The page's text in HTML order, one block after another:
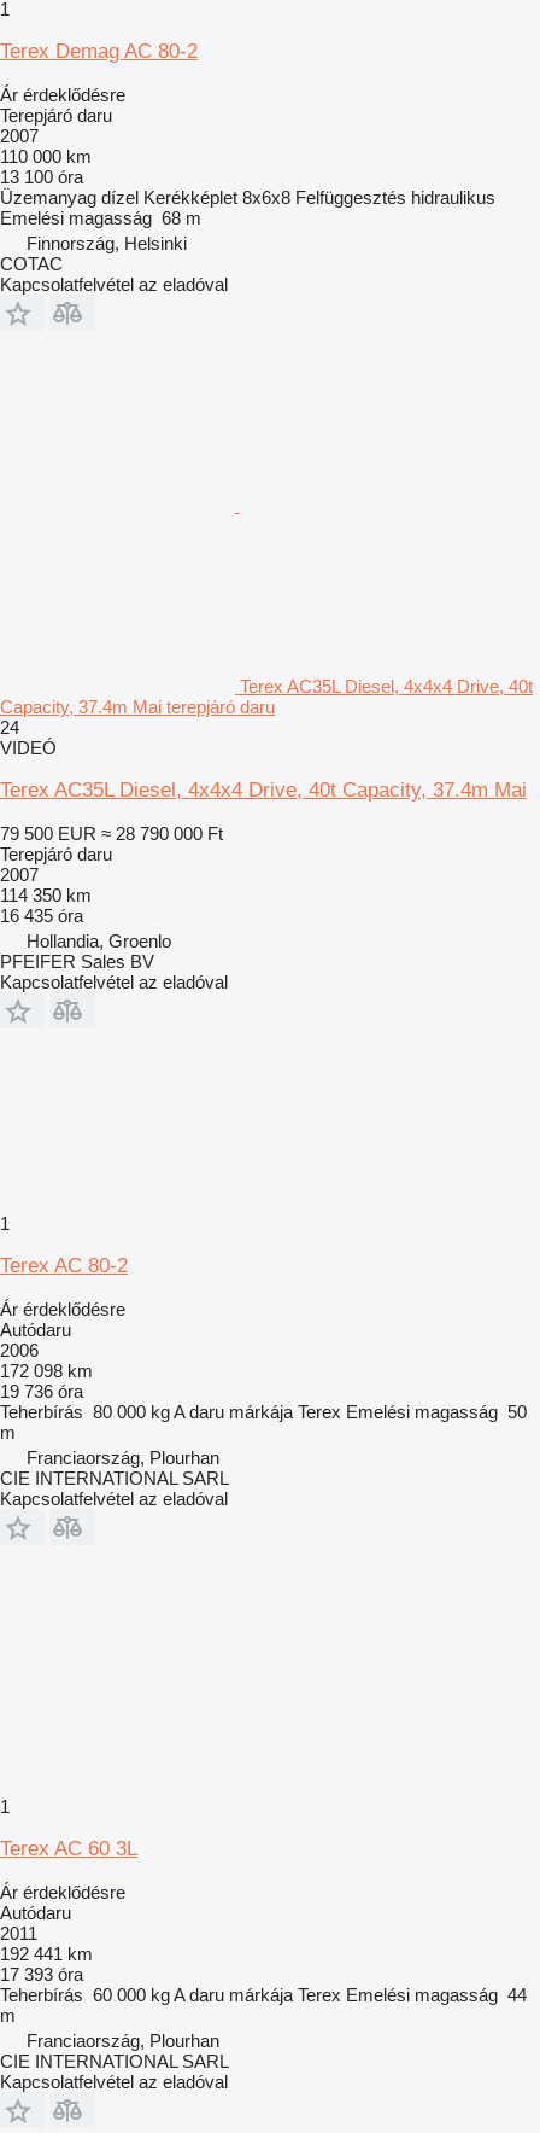
1
Terex Demag AC 80-2
Ár érdeklődésre
Terepjáró daru
2007
110 000 km
13 100 óra
Üzemanyag dízel Kerékképlet 8x6x8 Felfüggesztés hidraulikus
Emelési magasság 68 m
Finnország, Helsinki
COTAC
Kapcsolatfelvétel az eladóval
Terex AC35L Diesel, 4x4x4 Drive, 40t
Capacity, 37.4m Mai terepjáró daru
24
VIDEÓ
Terex AC35L Diesel, 4x4x4 Drive, 40t Capacity, 37.4m Mai
79 500 EUR ≈ 28 790 000 Ft
Terepjáró daru
2007
114 350 km
16 435 óra
Hollandia, Groenlo
PFEIFER Sales BV
Kapcsolatfelvétel az eladóval
1
Terex AC 80-2
Ár érdeklődésre
Autódaru
2006
172 098 km
19 736 óra
Teherbírás 80 000 kgA daru márkája Terex Emelési magasság 50
m
Franciaország, Plourhan
CIE INTERNATIONAL SARL
Kapcsolatfelvétel az eladóval
1
Terex AC 60 3L
Ár érdeklődésre
Autódaru
2011
192 441 km
17 393 óra
Teherbírás 60 000 kgA daru márkája Terex Emelési magasság 44
m
Franciaország, Plourhan
CIE INTERNATIONAL SARL
Kapcsolatfelvétel az eladóval